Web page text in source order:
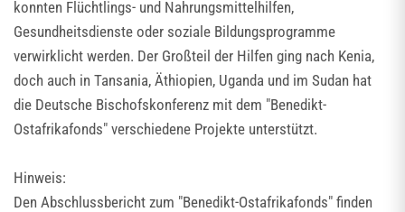
konnten Flüchtlings- und Nahrungsmittelhilfen,
Gesundheitsdienste oder soziale Bildungsprogramme
verwirklicht werden. Der Großteil der Hilfen ging nach Kenia,
doch auch in Tansania, Äthiopien, Uganda und im Sudan hat
die Deutsche Bischofskonferenz mit dem "Benedikt-
Ostafrikafonds" verschiedene Projekte unterstützt.
Hinweis:
Den Abschlussbericht zum "Benedikt-Ostafrikafonds" finden